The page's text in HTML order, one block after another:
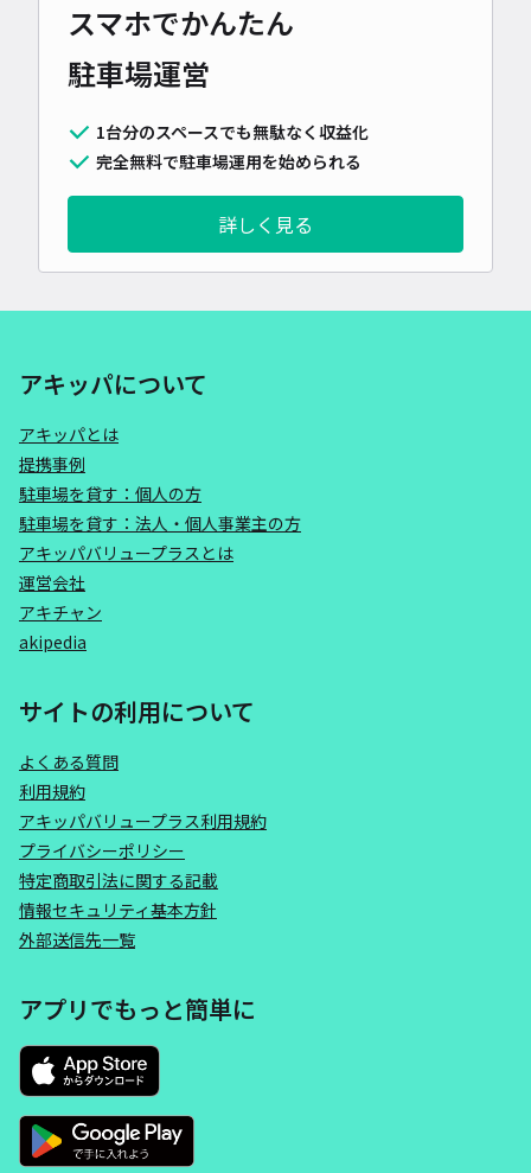
スマホでかんたん
駐車場運営
1台分のスペースでも無駄なく収益化
完全無料で駐車場運用を始められる
詳しく見る
アキッパについて
アキッパとは
提携事例
駐車場を貸す：個人の方
駐車場を貸す：法人・個人事業主の方
アキッパバリュープラスとは
運営会社
アキチャン
akipedia
サイトの利用について
よくある質問
利用規約
アキッパバリュープラス利用規約
プライバシーポリシー
特定商取引法に関する記載
情報セキュリティ基本方針
外部送信先一覧
アプリでもっと簡単に